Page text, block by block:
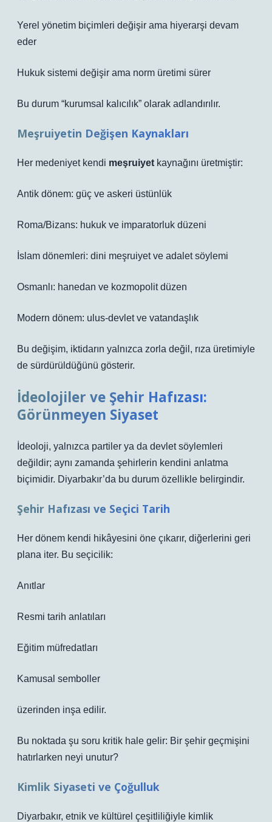
Yerel yönetim biçimleri değişir ama hiyerarşi devam
eder
Hukuk sistemi değişir ama norm üretimi sürer
Bu durum “kurumsal kalıcılık” olarak adlandırılır.
Meşruiyetin Değişen Kaynakları
Her medeniyet kendi meşruiyet kaynağını üretmiştir:
Antik dönem: güç ve askeri üstünlük
Roma/Bizans: hukuk ve imparatorluk düzeni
İslam dönemleri: dini meşruiyet ve adalet söylemi
Osmanlı: hanedan ve kozmopolit düzen
Modern dönem: ulus-devlet ve vatandaşlık
Bu değişim, iktidarın yalnızca zorla değil, rıza üretimiyle
de sürdürüldüğünü gösterir.
İdeolojiler ve Şehir Hafızası:
Görünmeyen Siyaset
İdeoloji, yalnızca partiler ya da devlet söylemleri
değildir; aynı zamanda şehirlerin kendini anlatma
biçimidir. Diyarbakır’da bu durum özellikle belirgindir.
Şehir Hafızası ve Seçici Tarih
Her dönem kendi hikâyesini öne çıkarır, diğerlerini geri
plana iter. Bu seçicilik:
Anıtlar
Resmi tarih anlatıları
Eğitim müfredatları
Kamusal semboller
üzerinden inşa edilir.
Bu noktada şu soru kritik hale gelir: Bir şehir geçmişini
hatırlarken neyi unutur?
Kimlik Siyaseti ve Çoğulluk
Diyarbakır, etnik ve kültürel çeşitliliğiyle kimlik